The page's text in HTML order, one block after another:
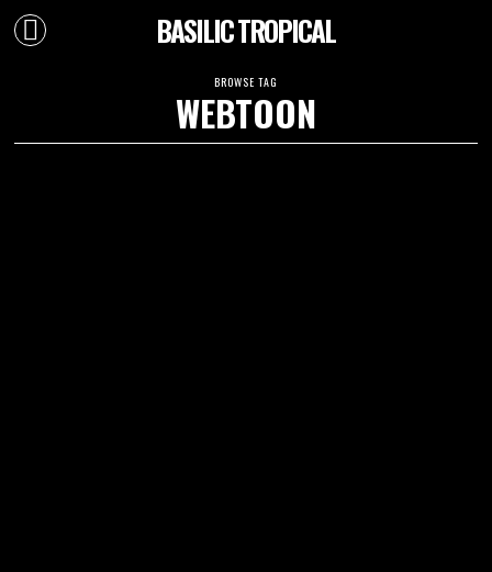
BASILIC TROPICAL
BROWSE TAG
WEBTOON